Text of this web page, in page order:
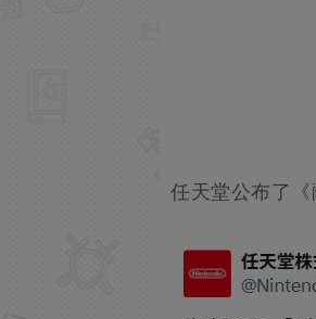
任天堂公布了《